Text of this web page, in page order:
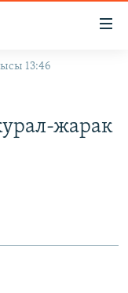
13:46
жарак